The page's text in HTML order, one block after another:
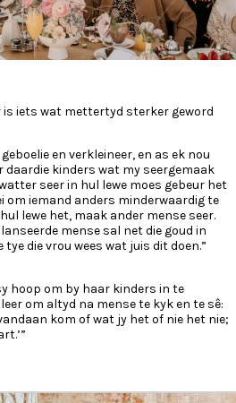
is iets wat mettertyd sterker geword
en verkleineer, en as ek nou
kinders wat my seergemaak
seer in hul lewe moes gebeur het
om iemand anders minderwaardig te
lewe het, maak ander mense seer.
mense sal net die goud in
die vrou wees wat juis dit doen.”
hoop om by haar kinders in te
om altyd na mense te kyk en te sê:
kom of wat jy het of nie het nie;